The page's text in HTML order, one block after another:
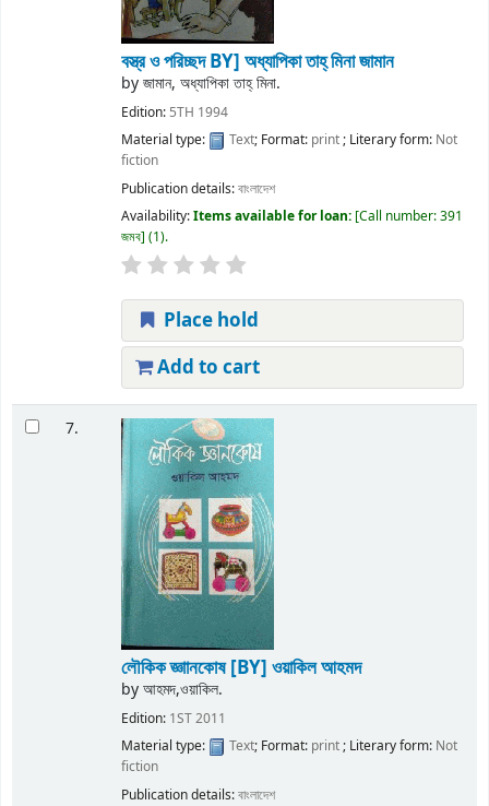
বস্ত্র ও পরিচ্ছদBY] অধ্যাপিকা তাহ্ মিনা জামান
byজামান, অধ্যাপিকা তাহ্ মিনা.
Edition: 5TH 1994
Material type:
Text; Format: print; Literary form: Not
fiction
Publication details:বাংলাদেশ
Availability:Items available for loan: Call number:391
জমব (1).
Place hold
Add to cart
7.
লৌকিক জ্ঞাানকোষ[BY] ওয়াকিল আহমদ
byআহমদ,ওয়াকিল.
Edition: 1ST 2011
Material type:
Text; Format: print; Literary form: Not
fiction
Publication details:বাংলাদেশ